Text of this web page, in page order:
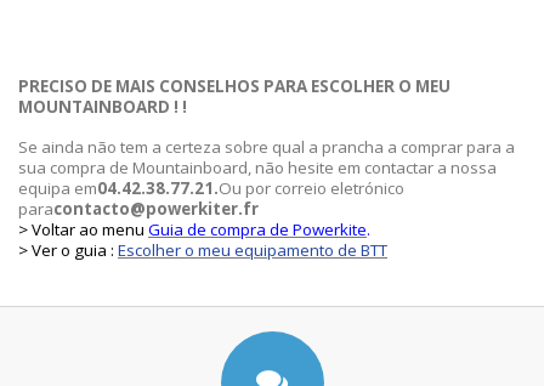
PRECISO DE MAIS CONSELHOS PARA ESCOLHER O MEU
MOUNTAINBOARD ! !
Se ainda não tem a certeza sobre qual a prancha a comprar para a
sua compra de Mountainboard, não hesite em contactar a nossa
equipa em04.42.38.77.21.Ou por correio eletrónico
paracontacto@powerkiter.fr
> Voltar ao menu Guia de compra de Powerkite.
> Ver o guia : Escolher o meu equipamento de BTT